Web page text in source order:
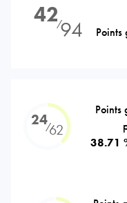
42⁄94
Points
24⁄62
Points
38.71